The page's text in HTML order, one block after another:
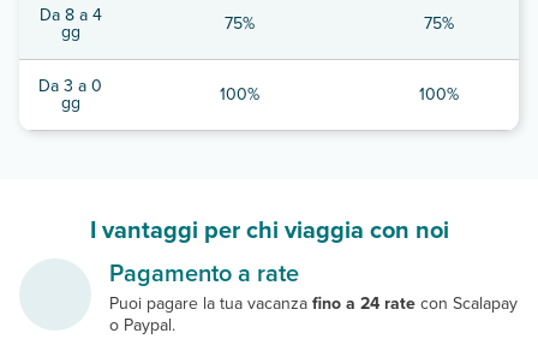
Da 8 a 4
gg 75% 75%
Da 3 a 0
gg 100% 100%
I vantaggi per chi viaggia con noi
Pagamento a rate
Puoi pagare la tua vacanzafino a 24 ratecon Scalapay
o Paypal.